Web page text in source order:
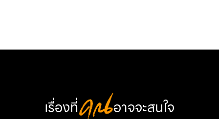
เรื่องที่คุณ อาจจะสนใจ